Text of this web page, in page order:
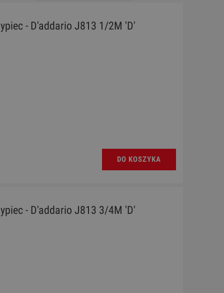
- D'addario J813 1/2M 'D'
DO KOSZYKA
- D'addario J813 3/4M 'D'